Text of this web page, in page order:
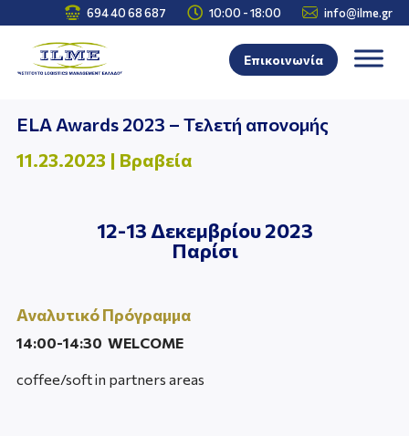
 694 40 68 687  10:00 - 18:00  info@ilme.gr
Επικοινωνία
ELA Awards 2023 – Τελετή απονομής
11.23.2023 | Βραβεία
12-13 Δεκεμβρίου 2023
Παρίσι
Αναλυτικό Πρόγραμμα
14:00-14:30 WELCOME
coffee/soft in partners areas